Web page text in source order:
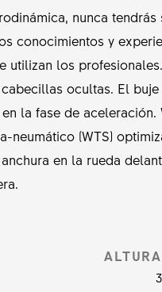
nunca tendrás
conocimientos y
utilizan los
ocultas. El buje
la fase de aceleración.
neumático (WTS)
en la rueda